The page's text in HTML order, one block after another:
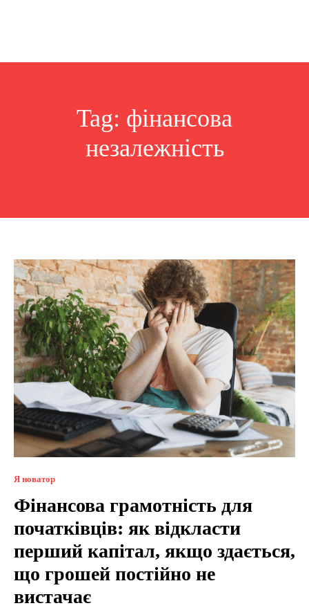
Tag: фінансова
незалежність
Я новатор
Фінансова грамотність для
початківців: як відкласти
перший капітал, якщо здається,
що грошей постійно не
вистачає